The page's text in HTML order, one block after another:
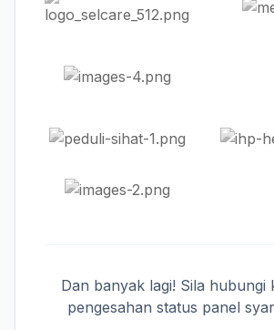
Dan banyak lagi! Sila hubungi
pengesahan status panel